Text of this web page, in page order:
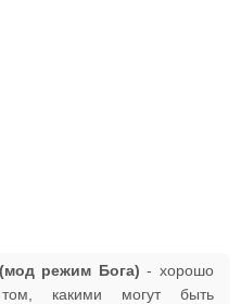
режим Бога) - хорошо
какими могут быть